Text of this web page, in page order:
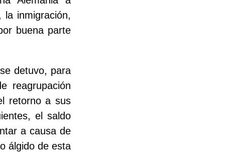
inmigración,
buena parte
detuvo, para
reagrupación
retorno a sus
el saldo
a causa de
álgido de esta